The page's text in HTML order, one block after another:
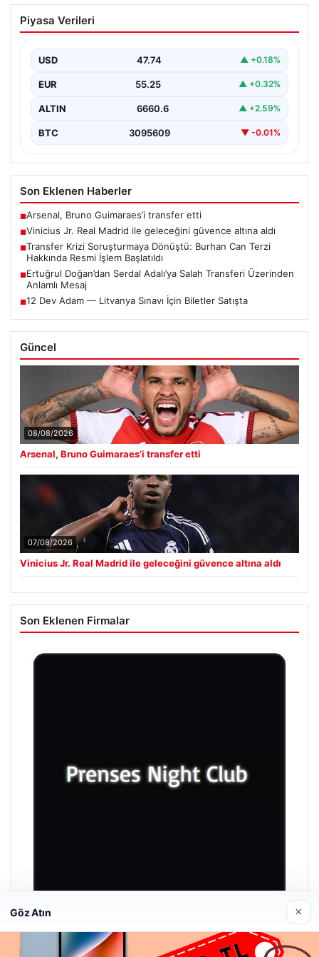
Vinicius Jr. Real Madrid ile geleceğini
güvence altına aldı
Vinicius Junior için beklenen karar açıklandı. Real
Madrid,…
Piyasa Verileri
USD 47.74 ▲ +0.18%
EUR 55.25 ▲ +0.32%
ALTIN 6660.6 ▲ +2.59%
BTC 3095609 ▼ -0.01%
Son Eklenen Haberler
■Arsenal, Bruno Guimaraes’i transfer etti
■Vinicius Jr. Real Madrid ile geleceğini güvence altına aldı
■Transfer Krizi Soruşturmaya Dönüştü: Burhan Can Terzi
Hakkında Resmi İşlem Başlatıldı
■Ertuğrul Doğan’dan Serdal Adalı’ya Salah Transferi Üzerinden
Anlamlı Mesaj
■12 Dev Adam — Litvanya Sınavı İçin Biletler Satışta
Güncel
08/08/2026
Arsenal, Bruno Guimaraes’i transfer etti
07/08/2026
Vinicius Jr. Real Madrid ile geleceğini güvence altına aldı
Son Eklenen Firmalar
Prenses Night Club
29/04/2026
Göz Atın ×